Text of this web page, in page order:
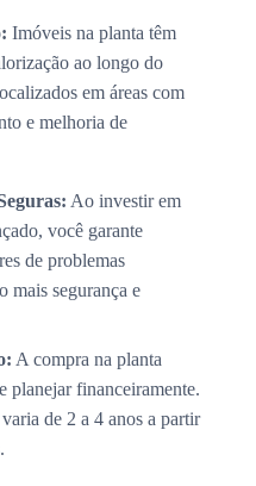
Imóveis na planta têm
ao longo do
em áreas com
e melhoria de
Ao investir em
você garante
de problemas
mais segurança e
A compra na planta
planejar financeiramente.
de 2 a 4 anos a partir